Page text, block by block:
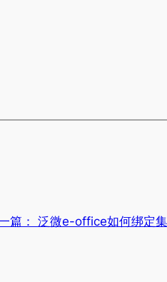
篇： 泛微e-office如何绑定